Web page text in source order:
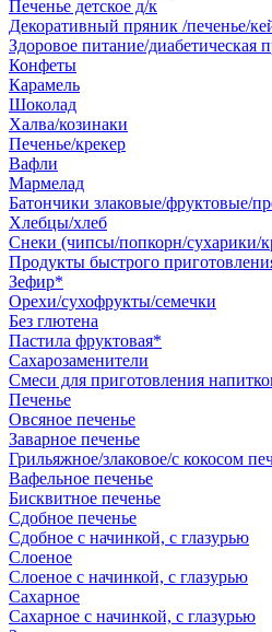
Печенье детское д/к
Декоративный пряник /печенье/
Здоровое питание/диабетическая
Конфеты
Карамель
Шоколад
Халва/козинаки
Печенье/крекер
Вафли
Мармелад
Батончики злаковые/фруктовые/
Хлебцы/хлеб
Снеки (чипсы/попкорн/сухарики/
Продукты быстрого
Зефир*
Орехи/сухофрукты/семечки
Без глютена
Пастила фруктовая*
Сахарозаменители
Смеси для приготовления
Печенье
Овсяное печенье
Заварное печенье
Грильяжное/злаковое/с кокосом
Вафельное печенье
Бисквитное печенье
Сдобное печенье
Сдобное с начинкой, с глазурью
Слоеное
Слоеное с начинкой, с глазурью
Сахарное
Сахарное с начинкой, с глазурью